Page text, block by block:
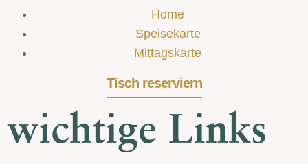
Home
Speisekarte
Mittagskarte
Tisch reserviern
wichtige Links